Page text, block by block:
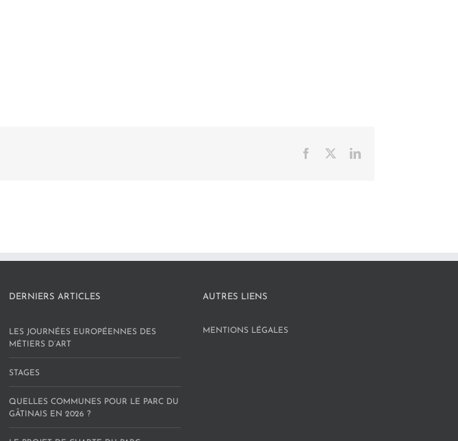
Facebook LinkedIn
DERNIERS ARTICLES
LES JOURNÉES EUROPÉENNES DES
MÉTIERS D’ART
STAGES
QUELLES COMMUNES POUR LE PARC DU
GÂTINAIS EN 2026 ?
AUTRES LIENS
MENTIONS LÉGALES